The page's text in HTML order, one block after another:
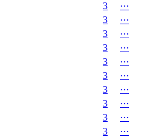
3 ···
3 ···
3 ···
3 ···
3 ···
3 ···
3 ···
3 ···
3 ···
3 ···